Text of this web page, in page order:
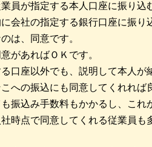
員が指定する本人口座に振り込
会社の指定する銀行口座に振り
は、同意です。
があればＯＫです。
口座以外でも、説明して本人
への振込にも同意してくれれば
も振込み手数料もかかるし、こ
時点で同意してくれる従業員も